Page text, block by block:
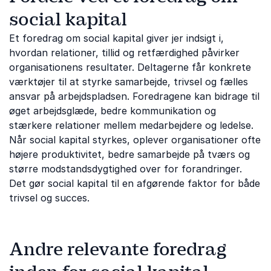
social kapital
Et foredrag om social kapital giver jer indsigt i,
hvordan relationer, tillid og retfærdighed påvirker
organisationens resultater. Deltagerne får konkrete
værktøjer til at styrke samarbejde, trivsel og fælles
ansvar på arbejdspladsen. Foredragene kan bidrage til
øget arbejdsglæde, bedre kommunikation og
stærkere relationer mellem medarbejdere og ledelse.
Når social kapital styrkes, oplever organisationer ofte
højere produktivitet, bedre samarbejde på tværs og
større modstandsdygtighed over for forandringer.
Det gør social kapital til en afgørende faktor for både
trivsel og succes.
Andre relevante foredrag